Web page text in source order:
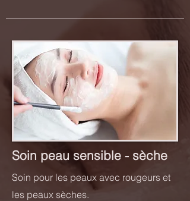
Soin peau sensible - sèche
Soin pour les peaux avec rougeurs et
les peaux sèches.